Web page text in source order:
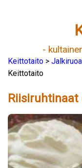
-
Keittotaito >
Keittotaito
Riisiruhtinaat